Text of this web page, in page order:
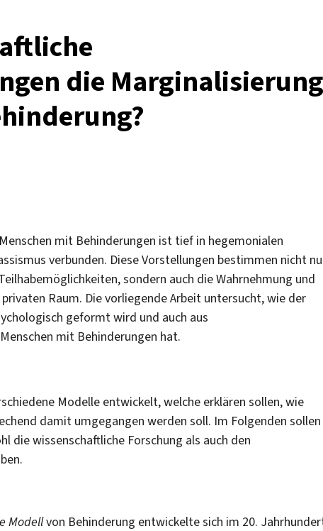
die Marginalisierung
mit Behinderungen ist tief in hegemonialen
verbunden. Diese Vorstellungen bestimmen nicht
sondern auch die Wahrnehmung und
Raum. Die vorliegende Arbeit untersucht, wie der
geformt wird und auch aus
mit Behinderungen hat.
Modelle entwickelt, welche erklären sollen, wie
damit umgegangen werden soll. Im Folgenden sollen
die wissenschaftliche Forschung als auch den
Modellvon Behinderung entwickelte sich im 20.